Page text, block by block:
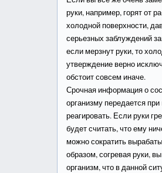
руки, например, горят от
холодной поверхности,
серьезных заблуждений
если мерзнут руки, то
утверждение верно
обстоит совсем иначе.
Срочная информация о
организму передается
реагировать. Если руки
будет считать, что ему
можно сократить
образом, согревая руки,
организм, что в данной